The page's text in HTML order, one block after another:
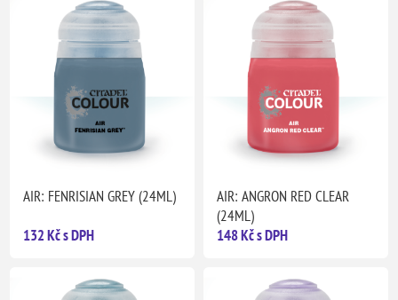
AIR: FENRISIAN GREY (24ML)
132 Kč s DPH
AIR: ANGRON RED CLEAR
(24ML)
148 Kč s DPH